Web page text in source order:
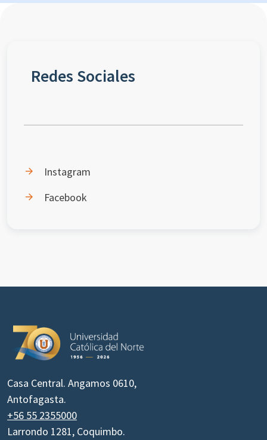
Redes Sociales
Instagram
Facebook
Casa Central. Angamos 0610,
Antofagasta.
+56 55 2355000
Larrondo 1281, Coquimbo.